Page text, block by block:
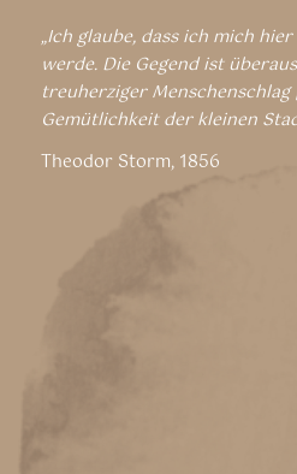
„Ich glaube, dass ich mich
werde. Die Gegend ist
treuherziger
Gemütlichkeit der kleinen
Theodor Storm, 1856